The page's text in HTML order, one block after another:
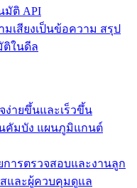
มัติ API
มเสียงเป็นข้อความ สรุป
ติในดีล
ง่ายขึ้นและเร็วขึ้น
คัมบัง แผนภูมิแกนต์
ารตรวจสอบและงานลูก
และผู้ควบคุมดูแล